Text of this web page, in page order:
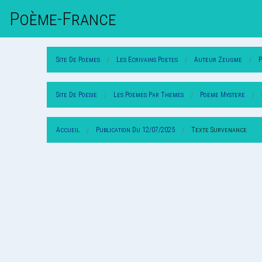
Poème-FrAnce
Site De Poemes Les Ecrivains Poetes Auteur Zeugme
Site De Poesie Les Poemes Par Themes Poeme Mystere
Accueil Publication Du 12/07/2025 Texte Survenance